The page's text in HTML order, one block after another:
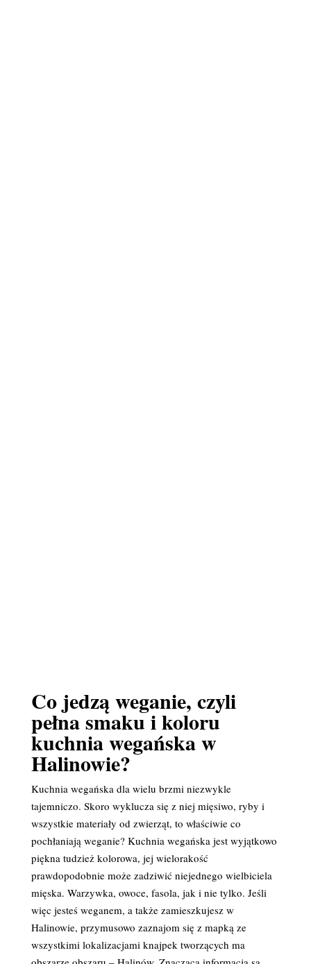
Co jedzą weganie, czyli
pełna smaku i koloru
kuchnia wegańska w
Halinowie?
Kuchnia wegańska dla wielu brzmi niezwykle
tajemniczo. Skoro wyklucza się z niej mięsiwo, ryby i
wszystkie materiały od zwierząt, to właściwie co
pochłaniają weganie? Kuchnia wegańska jest wyjątkowo
piękna tudzież kolorowa, jej wielorakość
prawdopodobnie może zadziwić niejednego wielbiciela
mięska. Warzywka, owoce, fasola, jak i nie tylko. Jeśli
więc jesteś weganem, a także zamieszkujesz w
Halinowie, przymusowo zaznajom się z mapką ze
wszystkimi lokalizacjami knajpek tworzących ma